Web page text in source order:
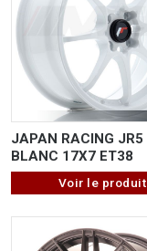
JAPAN RACING JR5
BLANC 17X7 ET38
Voir le produit